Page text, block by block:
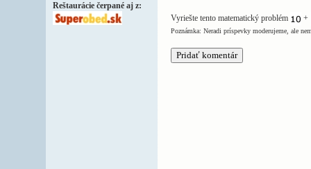
Reštaurácie čerpané aj z:
Vyriešte tento matematický problém +
Poznámka: Neradi príspevky moderujeme, ale